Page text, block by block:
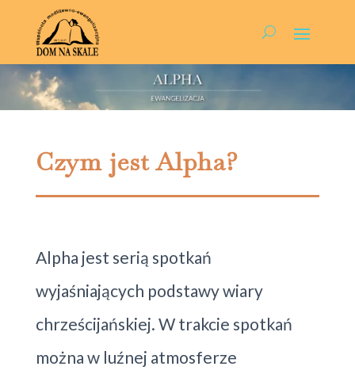
Czym jest Alpha?
Alpha jest serią spotkań
wyjaśniających podstawy wiary
chrześcijańskiej. W trakcie spotkań
można w luźnej atmosferze